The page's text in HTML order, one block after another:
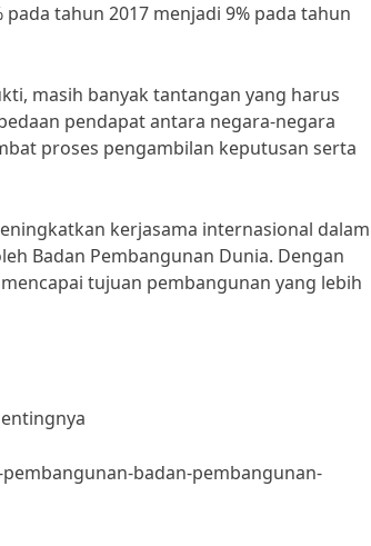
tahun 2017 menjadi 9% pada tahun
masih banyak tantangan yang harus
pendapat antara negara-negara
proses pengambilan keputusan serta
kerjasama internasional dalam
Badan Pembangunan Dunia. Dengan
tujuan pembangunan yang lebih
badan-pembangunan-